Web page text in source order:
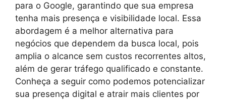
para o Google, garantindo que sua empresa
tenha mais presença e visibilidade local. Essa
abordagem é a melhor alternativa para
negócios que dependem da busca local, pois
amplia o alcance sem custos recorrentes altos,
além de gerar tráfego qualificado e constante.
Conheça a seguir como podemos potencializar
sua presença digital e atrair mais clientes por